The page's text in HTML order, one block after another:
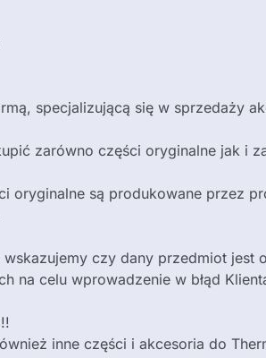
specjalizującą się w sprzedaży
zarówno części oryginalne jak i
oryginalne są produkowane przez
czy dany przedmiot
na celu wprowadzenie w błąd
inne części i akcesoria do